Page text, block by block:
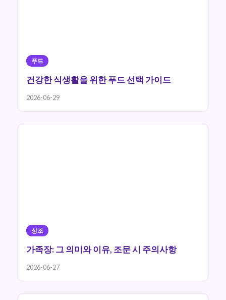
푸드
건강한 식생활을 위한 푸드 선택 가이드
2026-06-29
상조
가족장: 그 의미와 이유, 조문 시 주의사항
2026-06-27